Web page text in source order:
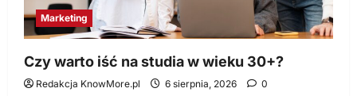
Marketing
Czy warto iść na studia w wieku 30+?
Redakcja KnowMore.pl 6 sierpnia, 2026 0